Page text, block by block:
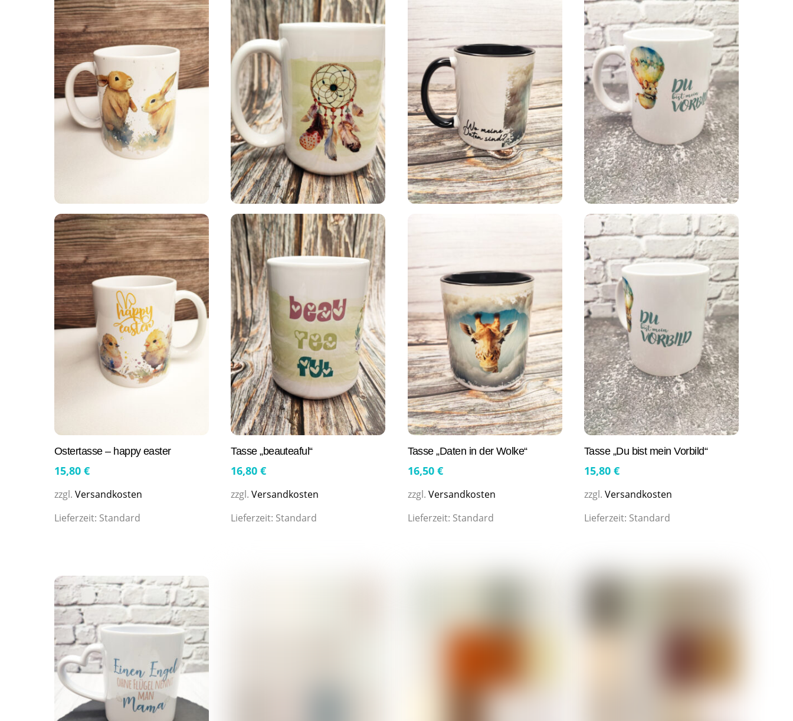
Ostertasse – happy easter
15,80 €
zzgl. Versandkosten
Lieferzeit: Standard
Tasse „beauteaful“
16,80€
zzgl.Versandkosten
Lieferzeit: Standard
Tasse „Daten in der Wolke“
16,50 €
zzgl. Versandkosten
Lieferzeit: Standard
Tasse „Du bist mein Vorbild“
15,80 €
zzgl. Versandkosten
Lieferzeit: Standard